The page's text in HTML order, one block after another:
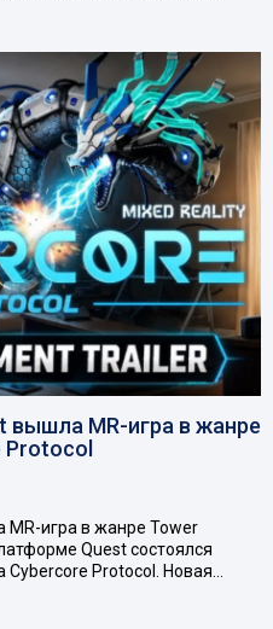
вышла MR-игра в жанре
Protocol
MR-игра в жанре Tower
Quest состоялся
Protocol. Новая…